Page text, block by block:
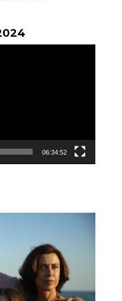
06:34:52